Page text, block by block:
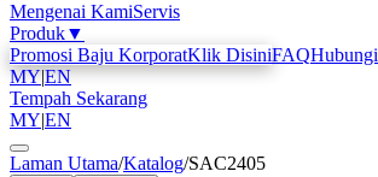
Mengenai KamiServis
Produk▼
Promosi Baju KorporatKlik DisiniFAQHubungi
MY|EN
Tempah Sekarang
MY|EN
Laman Utama/Katalog/SAC2405